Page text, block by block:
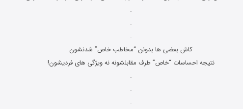
.
.
.
کاش بعضی ها بدونن “مخاطب خاص” شدنشون
نتیجه احساسات “خاص” طرف مقابلشونه نه ویژگی های فردیشون!
.
.
.